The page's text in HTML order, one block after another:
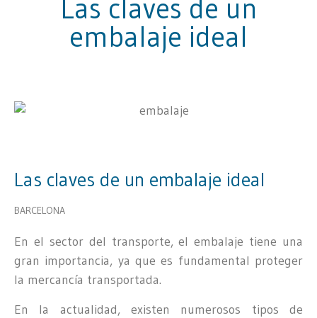
Las claves de un
embalaje ideal
Las claves de un embalaje ideal
BARCELONA
En el sector del transporte, el embalaje tiene una
gran importancia, ya que es fundamental proteger
la mercancía transportada.
En la actualidad, existen numerosos tipos de